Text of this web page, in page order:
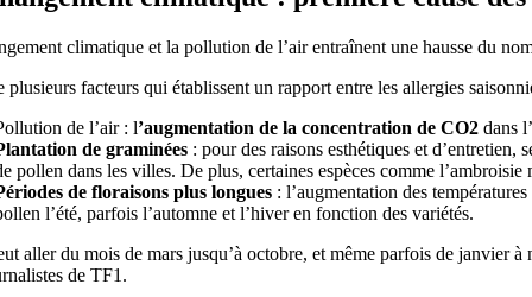
climatique et la pollution de l’air entraînent une hausse du
plusieurs facteurs qui établissent un rapport entre les allergies
de l’air : l’augmentation de la concentration de CO2dans
de graminées: pour des raisons esthétiques et d’entretien,
pollen dans les villes. De plus, certaines espèces comme
de floraisons plus longues: l’augmentation des
l’été, parfois l’automne et l’hiver en fonction des variétés.
aller du mois de mars jusqu’à octobre, et même parfois de janvier
de TF1.